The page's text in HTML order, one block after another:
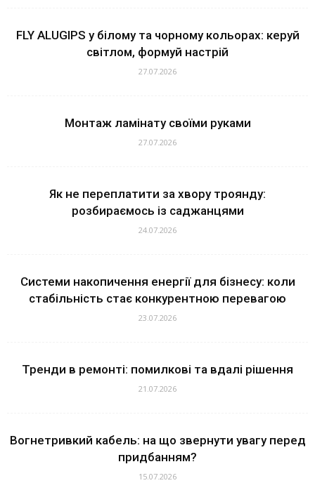
FLY ALUGIPS у білому та чорному кольорах: керуй
світлом, формуй настрій
27.07.2026
Монтаж ламінату своїми руками
27.07.2026
Як не переплатити за хвору троянду:
розбираємось із саджанцями
24.07.2026
Системи накопичення енергії для бізнесу: коли
стабільність стає конкурентною перевагою
23.07.2026
Тренди в ремонті: помилкові та вдалі рішення
21.07.2026
Вогнетривкий кабель: на що звернути увагу перед
придбанням?
15.07.2026